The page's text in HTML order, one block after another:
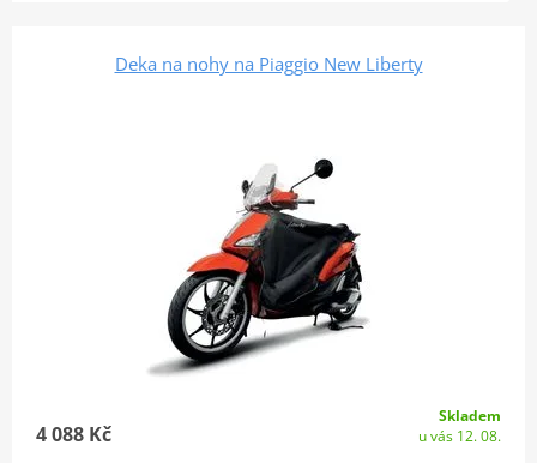
Deka na nohy na Piaggio New Liberty
4 088 Kč
Skladem
u vás 12. 08.